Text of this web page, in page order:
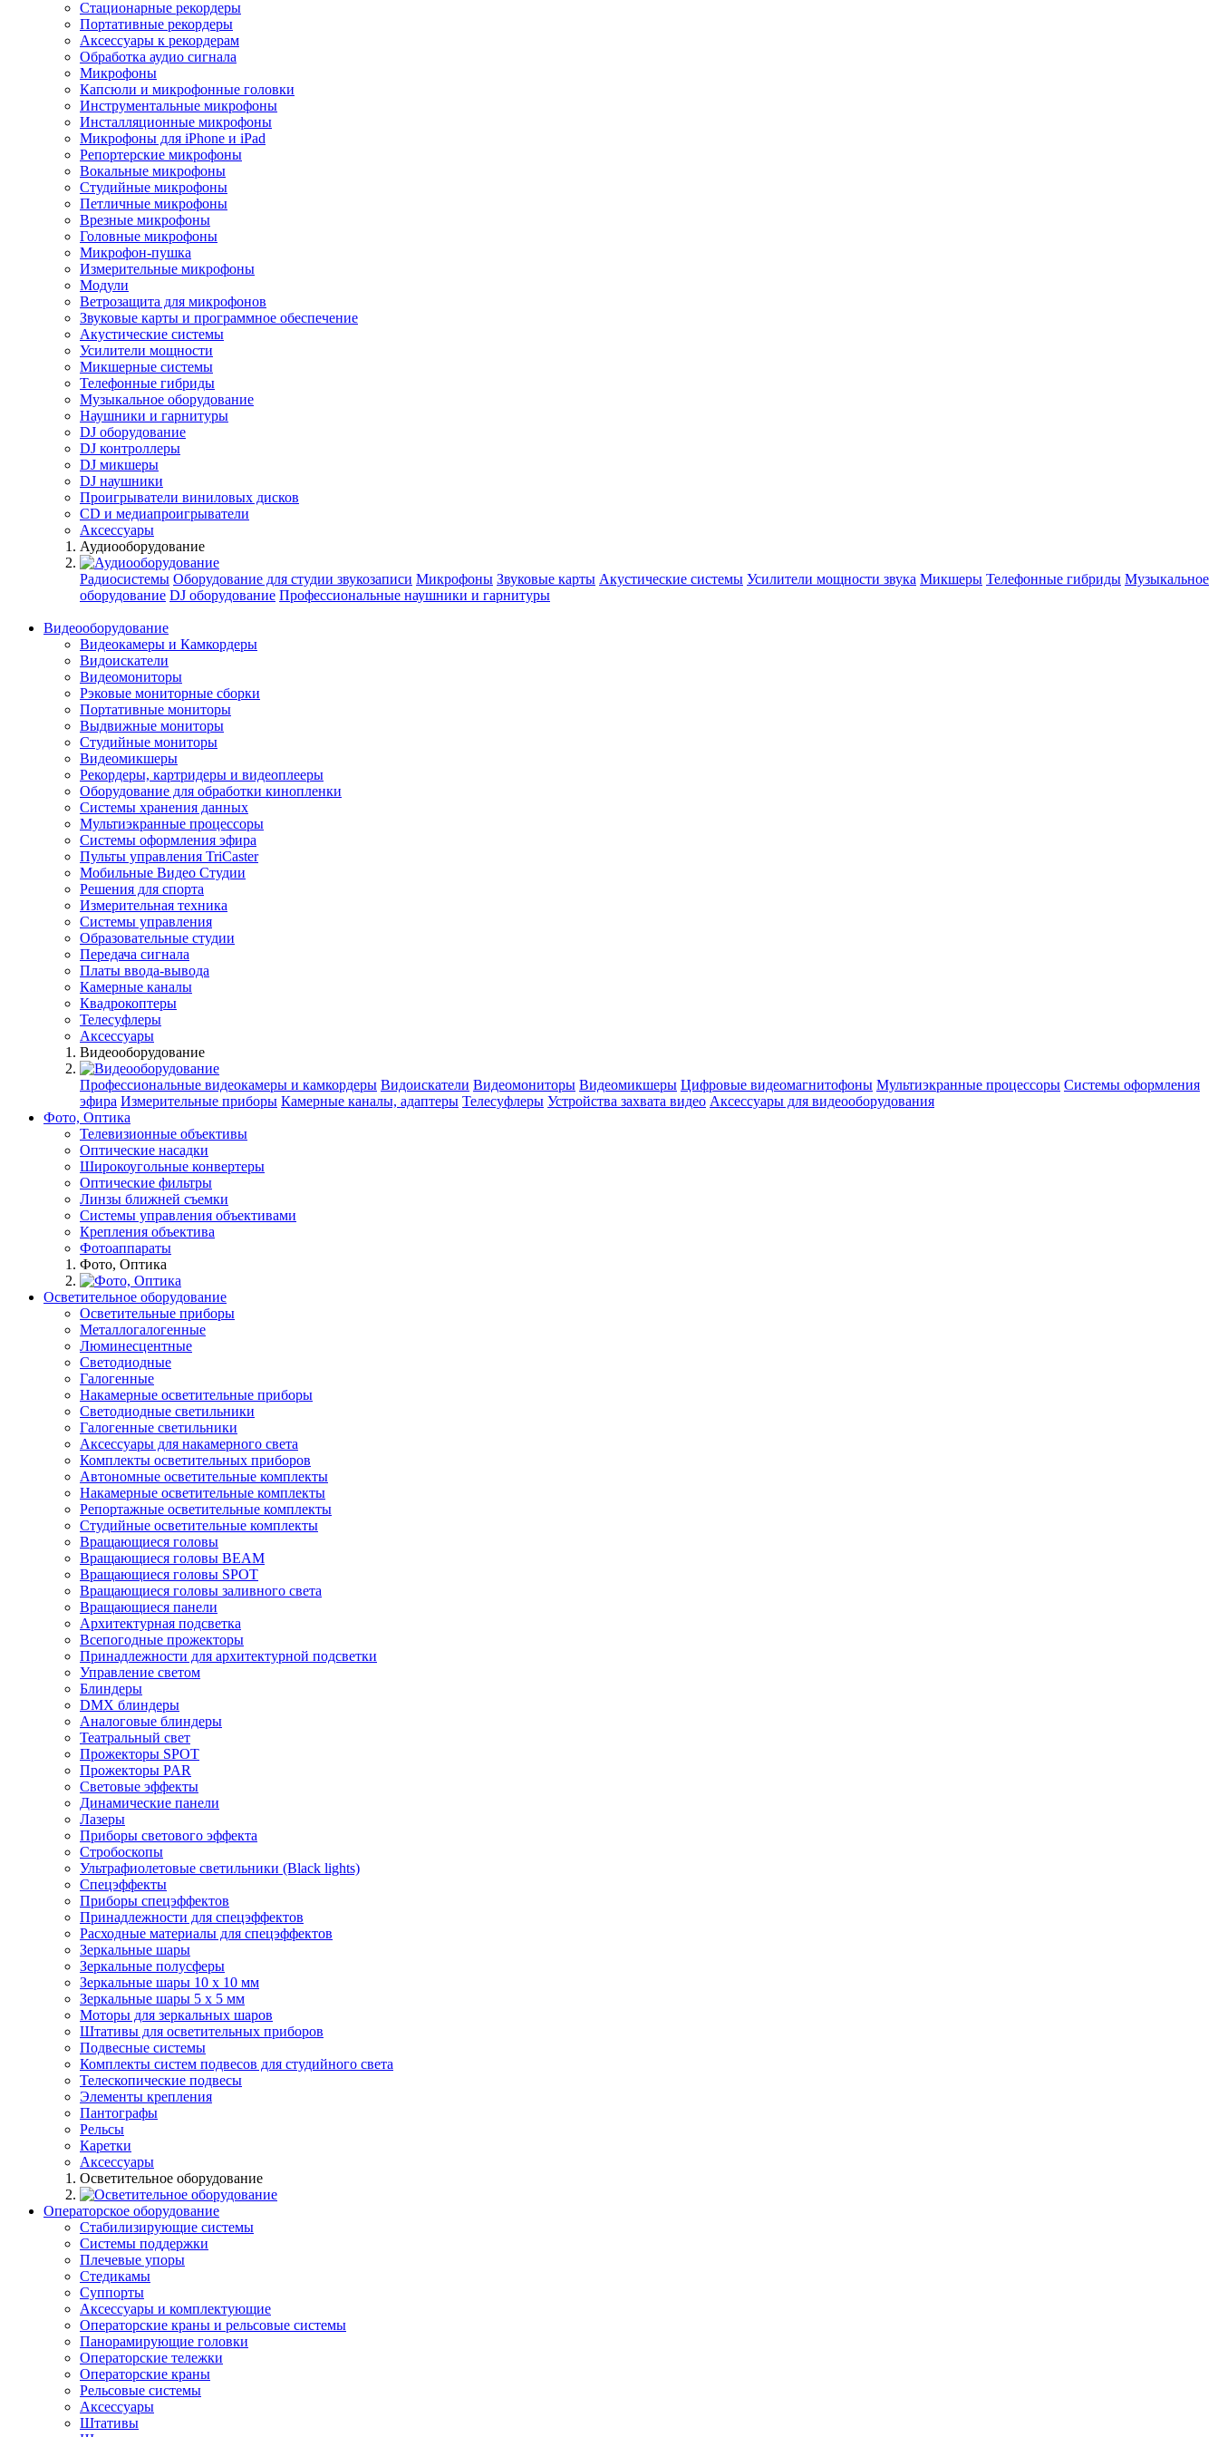
Стационарные рекордеры
Портативные рекордеры
Аксессуары к рекордерам
Обработка аудио сигнала
Микрофоны
Капсюли и микрофонные головки
Инструментальные микрофоны
Инсталляционные микрофоны
Микрофоны для iPhone и iPad
Репортерские микрофоны
Вокальные микрофоны
Студийные микрофоны
Петличные микрофоны
Врезные микрофоны
Головные микрофоны
Микрофон-пушка
Измерительные микрофоны
Модули
Ветрозащита для микрофонов
Звуковые карты и программное обеспечение
Акустические системы
Усилители мощности
Микшерные системы
Телефонные гибриды
Музыкальное оборудование
Наушники и гарнитуры
DJ оборудование
DJ контроллеры
DJ микшеры
DJ наушники
Проигрыватели виниловых дисков
СD и медиапроигрыватели
Аксессуары
Аудиооборудование
Радиосистемы Оборудование для студии звукозаписи Микрофоны Звуковые карты Акустические системы Усилители мощности звука Микшеры Телефонные гибриды Музыкальное
оборудование DJ оборудование Профессиональные наушники и гарнитуры
Видеооборудование
Видеокамеры и Камкордеры
Видоискатели
Видеомониторы
Рэковые мониторные сборки
Портативные мониторы
Выдвижные мониторы
Студийные мониторы
Видеомикшеры
Рекордеры, картридеры и видеоплееры
Оборудование для обработки кинопленки
Системы хранения данных
Мультиэкранные процессоры
Системы оформления эфира
Пульты управления TriCaster
Мобильные Видео Студии
Решения для спорта
Измерительная техника
Системы управления
Образовательные студии
Передача сигнала
Платы ввода-вывода
Камерные каналы
Квадрокоптеры
Телесуфлеры
Аксессуары
Видеооборудование
Профессиональные видеокамеры и камкордеры Видоискатели Видеомониторы Видеомикшеры Цифровые видеомагнитофоны Мультиэкранные процессоры Системы оформления
эфира Измерительные приборы Камерные каналы, адаптеры Телесуфлеры Устройства захвата видео Аксессуары для видеооборудования
Фото, Оптика
Телевизионные объективы
Оптические насадки
Широкоугольные конвертеры
Оптические фильтры
Линзы ближней съемки
Системы управления объективами
Крепления объектива
Фотоаппараты
Фото, Оптика
Осветительное оборудование
Осветительные приборы
Металлогалогенные
Люминесцентные
Светодиодные
Галогенные
Накамерные осветительные приборы
Светодиодные светильники
Галогенные светильники
Аксессуары для накамерного света
Комплекты осветительных приборов
Автономные осветительные комплекты
Накамерные осветительные комплекты
Репортажные осветительные комплекты
Студийные осветительные комплекты
Вращающиеся головы
Вращающиеся головы BEAM
Вращающиеся головы SPOT
Вращающиеся головы заливного света
Вращающиеся панели
Архитектурная подсветка
Всепогодные прожекторы
Принадлежности для архитектурной подсветки
Управление светом
Блиндеры
DMX блиндеры
Аналоговые блиндеры
Театральный свет
Прожекторы SPOT
Прожекторы PAR
Световые эффекты
Динамические панели
Лазеры
Приборы светового эффекта
Стробоскопы
Ультрафиолетовые светильники (Black lights)
Спецэффекты
Приборы спецэффектов
Принадлежности для спецэффектов
Расходные материалы для спецэффектов
Зеркальные шары
Зеркальные полусферы
Зеркальные шары 10 х 10 мм
Зеркальные шары 5 х 5 мм
Моторы для зеркальных шаров
Штативы для осветительных приборов
Подвесные системы
Комплекты систем подвесов для студийного света
Телескопические подвесы
Элементы крепления
Пантографы
Рельсы
Каретки
Аксессуары
Осветительное оборудование
Операторское оборудование
Стабилизирующие системы
Системы поддержки
Плечевые упоры
Стедикамы
Суппорты
Аксессуары и комплектующие
Операторские краны и рельсовые системы
Панорамирующие головки
Операторские тележки
Операторские краны
Рельсовые системы
Аксессуары
Штативы